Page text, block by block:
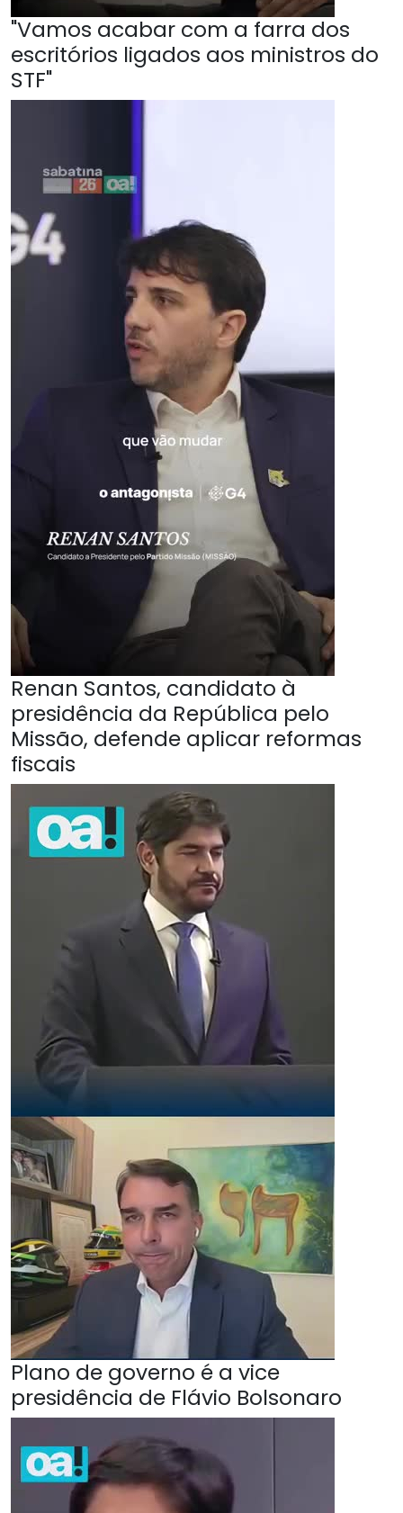
"Vamos acabar com a farra dos
escritórios ligados aos ministros do
STF"
Renan Santos, candidato à
presidência da República pelo
Missão, defende aplicar reformas
fiscais
Plano de governo é a vice
presidência de Flávio Bolsonaro